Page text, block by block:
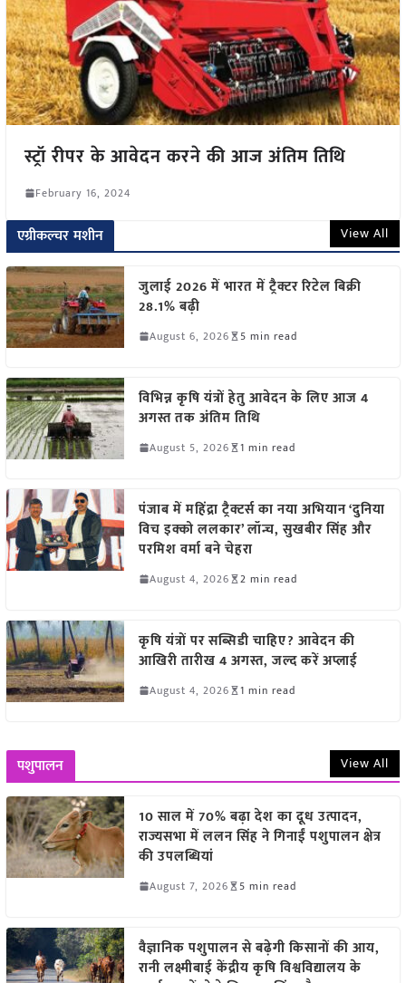
स्ट्रॉ रीपर के आवेदन करने की आज अंतिम तिथि
February 16, 2024
एग्रीकल्चर मशीन View All
जुलाई 2026 में भारत में ट्रैक्टर रिटेल बिक्री
28.1% बढ़ी
August 6, 2026 5 min read
विभिन्न कृषि यंत्रों हेतु आवेदन के लिए आज 4
अगस्त तक अंतिम तिथि
August 5, 2026 1 min read
पंजाब में महिंद्रा ट्रैक्टर्स का नया अभियान ‘दुनिया
विच इक्को ललकार’ लॉन्च, सुखबीर सिंह और
परमिश वर्मा बने चेहरा
August 4, 2026 2 min read
कृषि यंत्रों पर सब्सिडी चाहिए? आवेदन की
आखिरी तारीख 4 अगस्त, जल्द करें अप्लाई
August 4, 2026 1 min read
पशुपालन View All
10 साल में 70% बढ़ा देश का दूध उत्पादन,
राज्यसभा में ललन सिंह ने गिनाईं पशुपालन क्षेत्र
की उपलब्धियां
August 7, 2026 5 min read
वैज्ञानिक पशुपालन से बढ़ेगी किसानों की आय,
रानी लक्ष्मीबाई केंद्रीय कृषि विश्वविद्यालय के